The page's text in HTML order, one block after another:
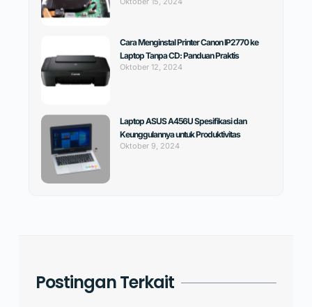
Cara Menginstal Printer Canon IP2770 ke
Laptop Tanpa CD: Panduan Praktis
Oktober 12, 2024
Laptop ASUS A456U Spesifikasi dan
Keunggulannya untuk Produktivitas
Oktober 9, 2024
Postingan Terkait